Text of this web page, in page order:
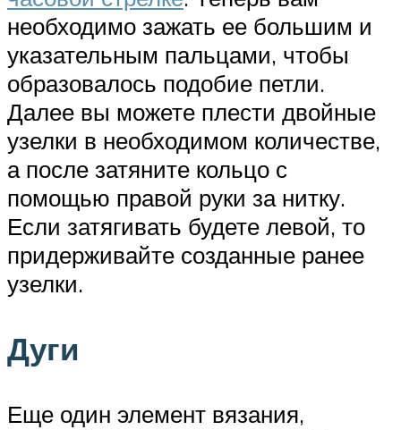
необходимо зажать ее большим и
указательным пальцами, чтобы
образовалось подобие петли.
Далее вы можете плести двойные
узелки в необходимом количестве,
а после затяните кольцо с
помощью правой руки за нитку.
Если затягивать будете левой, то
придерживайте созданные ранее
узелки.
Дуги
Еще один элемент вязания,